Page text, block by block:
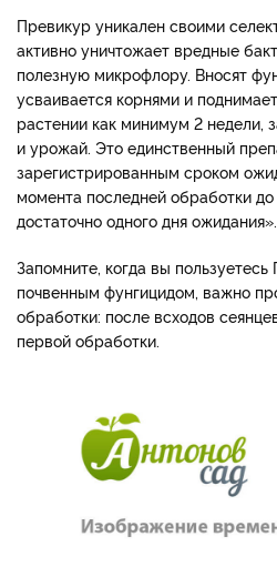
Превикур уникален своими
активно уничтожает вредные
полезную микрофлору. Вносят
усваивается корнями и
растении как минимум 2 недели,
и урожай. Это единственный
зарегистрированным сроком
момента последней обработки
достаточно одного дня ожидания».
Запомните, когда вы
почвенным фунгицидом, важно
обработки: после всходов
первой обработки.